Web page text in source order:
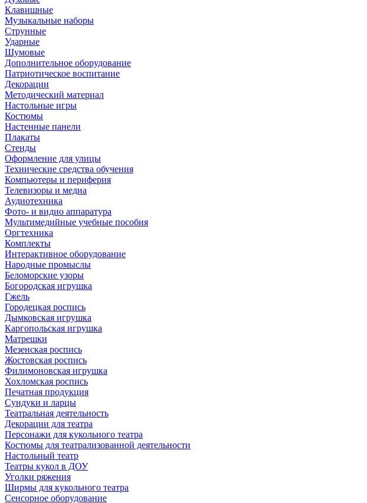
Клавишные
Музыкальные наборы
Струнные
Ударные
Шумовые
Дополнительное оборудование
Патриотическое воспитание
Декорации
Методический материал
Настольные игры
Костюмы
Настенные панели
Плакаты
Стенды
Оформление для улицы
Технические средства обучения
Компьютеры и периферия
Телевизоры и медиа
Аудиотехника
Фото- и видио аппаратура
Мультимедийные учебные пособия
Оргтехника
Комплекты
Интерактивное оборудование
Народные промыслы
Беломорские узоры
Богородская игрушка
Гжель
Городецкая роспись
Дымковская игрушка
Каргопольская игрушка
Матрешки
Мезенская роспись
Жостовская роспись
Филимоновская игрушка
Хохломская роспись
Печатная продукция
Сундуки и ларцы
Театральная деятельность
Декорации для театра
Персонажи для кукольного театра
Костюмы для театрализованной деятельности
Настольный театр
Театры кукол в ДОУ
Уголки ряжения
Ширмы для кукольного театра
Сенсорное оборудование